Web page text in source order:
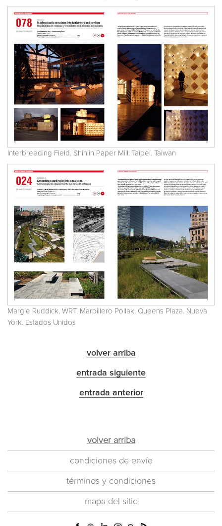
Interbreeding Field. Shihlin Paper Mill. Taipei. Taiwan
Margie Ruddick, WRT, Marpillero Pollak. Queens Plaza. Nueva
York. Estados Unidos
volver arriba
entrada siguiente
entrada anterior
volver arriba
condiciones de envío
términos y condiciones
mapa del sitio